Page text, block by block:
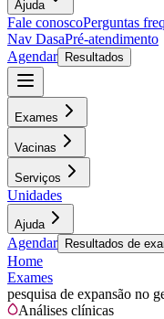
Ajuda
Fale conoscoPerguntas
Nav DasaPré-atendimento
Agendar
Resultados
Exames
Vacinas
Serviços
Unidades
Ajuda
Agendar Resultados de
Home
Exames
pesquisa de expansão no
Análises clínicas